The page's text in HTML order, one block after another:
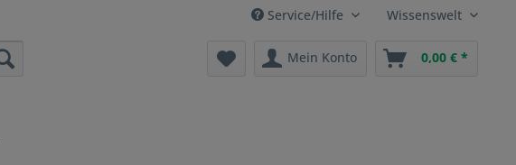
Service/Hilfe Wissenswelt
Mein Konto 0,00 € *